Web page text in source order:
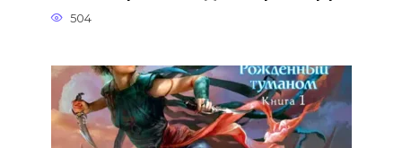
504